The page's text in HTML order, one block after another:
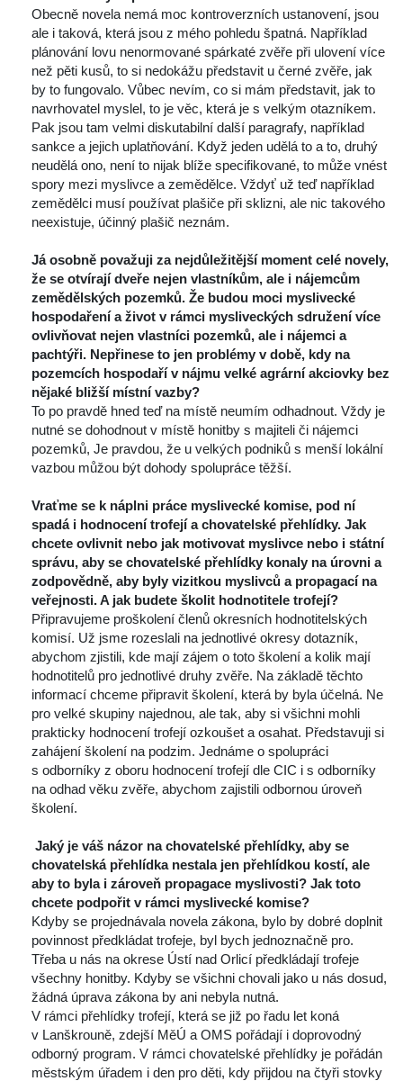
Obecně novela nemá moc kontroverzních ustanovení, jsou
ale i taková, která jsou z mého pohledu špatná. Například
plánování lovu nenormované spárkaté zvěře při ulovení více
než pěti kusů, to si nedokážu představit u černé zvěře, jak
by to fungovalo. Vůbec nevím, co si mám představit, jak to
navrhovatel myslel, to je věc, která je s velkým otazníkem.
Pak jsou tam velmi diskutabilní další paragrafy, například
ankce a jejich uplatňování. Když jeden udělá to a to, druhý
neudělá ono, není to nijak blíže specifikované, to může vnést
pory mezi myslivce a zemědělce. Vždyť už teď například
zemědělci musí používat plašiče při sklizni, ale nic takového
neexistuje, účinný plašič neznám.
Já osobně považuji za nejdůležitější moment celé novely,
že se otvírají dveře nejen vlastníkům, ale i nájemcům
zemědělských pozemků. Že budou moci myslivecké
hospodaření a život v rámci mysliveckých sdružení více
ovlivňovat nejen vlastníci pozemků, ale i nájemci a
pachtýři. Nepřinese to jen problémy v době, kdy na
pozemcích hospodaří v nájmu velké agrární akciovky bez
nějaké bližší místní vazby?
To po pravdě hned teď na místě neumím odhadnout. Vždy je
nutné se dohodnout v místě honitby s majiteli či nájemci
pozemků, Je pravdou, že u velkých podniků s menší lokální
vazbou můžou být dohody spolupráce těžší.
Vraťme se k náplni práce myslivecké komise, pod ní
padá i hodnocení trofejí a chovatelské přehlídky. Jak
chcete ovlivnit nebo jak motivovat myslivce nebo i státní
právu, aby se chovatelské přehlídky konaly na úrovni a
zodpovědně, aby byly vizitkou myslivců a propagací na
veřejnosti. A jak budete školit hodnotitele trofejí?
Připravujeme proškolení členů okresních hodnotitelských
komisí. Už jsme rozeslali na jednotlivé okresy dotazník,
abychom zjistili, kde mají zájem o toto školení a kolik mají
hodnotitelů pro jednotlivé druhy zvěře. Na základě těchto
informací chceme připravit školení, která by byla účelná. Ne
pro velké skupiny najednou, ale tak, aby si všichni mohli
prakticky hodnocení trofejí ozkoušet a osahat. Představuji si
zahájení školení na podzim. Jednáme o spolupráci
odborníky z oboru hodnocení trofejí dle CIC i s odborníky
na odhad věku zvěře, abychom zajistili odbornou úroveň
školení.
Jaký je váš názor na chovatelské přehlídky, aby se
chovatelská přehlídka nestala jen přehlídkou kostí, ale
aby to byla i zároveň propagace myslivosti? Jak toto
chcete podpořit v rámci myslivecké komise?
Kdyby se projednávala novela zákona, bylo by dobré doplnit
povinnost předkládat trofeje, byl bych jednoznačně pro.
Třeba u nás na okrese Ústí nad Orlicí předkládají trofeje
všechny honitby. Kdyby se všichni chovali jako u nás dosud,
žádná úprava zákona by ani nebyla nutná.
V rámci přehlídky trofejí, která se již po řadu let koná
v Lanškrouně, zdejší MěÚ a OMS pořádají i doprovodný
odborný program. V rámci chovatelské přehlídky je pořádán
městským úřadem i den pro děti, kdy přijdou na čtyři stovky